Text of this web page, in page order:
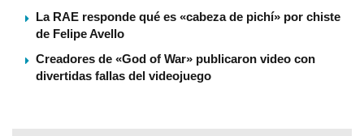
La RAE responde qué es «cabeza de pichí­» por chiste
de Felipe Avello
Creadores de «God of War» publicaron video con
divertidas fallas del videojuego